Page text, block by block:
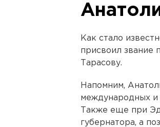
Как стало
присвоил звание
Тарасову.
Напомним,
международных и
Также еще при
губернатора, а